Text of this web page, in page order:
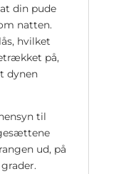
din pude
natten.
hvilket
på,
dynen
til
ud, på